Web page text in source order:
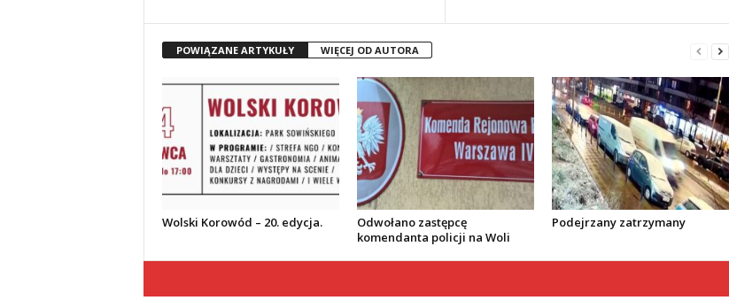
POWIĄZANE ARTYKUŁY WIĘCEJ OD AUTORA
Wolski Korowód – 20. edycja.
Odwołano zastępcę
komendanta policji na Woli
Podejrzany zatrzymany